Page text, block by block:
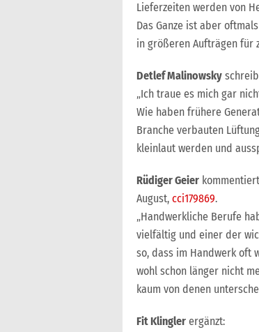
Lieferzeiten werden von
Das Ganze ist aber
in größeren Aufträgen für
Detlef Malinowsky
„Ich traue es mich gar
Wie haben frühere
Branche verbauten
kleinlaut werden und
Rüdiger Geier
August, cci179869.
„Handwerkliche Berufe
vielfältig und einer der
so, dass im Handwerk oft
wohl schon länger nicht
kaum von denen
Fit Klingler ergänzt: